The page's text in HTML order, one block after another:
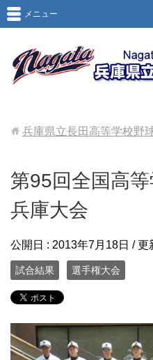
メニュー
兵庫県立長田高等学校野
第95回全国高
兵庫大会
公開日 : 2013年7月18日 / 更
試合結果 選手権大会